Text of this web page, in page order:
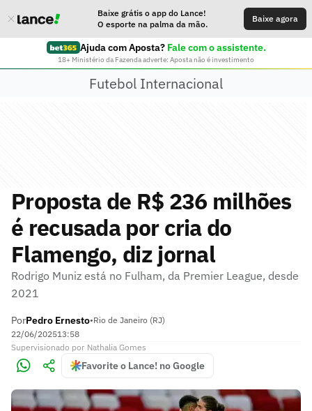
Baixe grátis o app do Lance!
O esporte na palma da mão.
Baixe agora
Ajuda com Aposta? Fale com o assistente.
18+ Ministério da Fazenda adverte: Aposta não é investimento
Futebol Internacional
Proposta de R$ 236 milhões
é recusada por cria do
Flamengo, diz jornal
Rodrigo Muniz está no Fulham, da Premier League, desde
2021
PorPedro Ernesto•Rio de Janeiro (RJ)
22/06/202513:58
Supervisionado por Nathalia Gomes
Favorite o Lance! no Google